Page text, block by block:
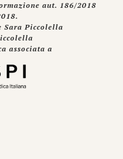
aut. 186/2018
Sara Piccolella
associata a